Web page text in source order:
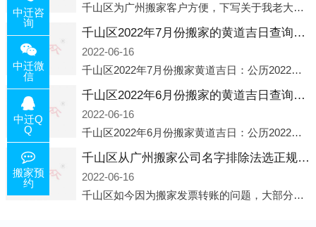
千山区为广州搬家客户方便，下写关于我老大众搬家公司接单的流程，九条给搬家朋友参考，了解搬家公司工序，免去搬家时的没有准备好的工作，给您及时快速的搬好家。一．电话咨询：专人接待客户电话咨询，初步了解客户搬 家
千山区2022年7月份搬家的黄道吉日查询大全一览表哪天适合搬家好日子
2022-06-16
千山区2022年7月份搬家黄道吉日：公历2022年7月6日 农历六月初八 星期三 冲虎(甲寅)公历2022年7月12日 农历六月十四 星期二 冲猴(庚申)公历2022年7月13日 农历六月十五 星期三 冲鸡
千山区2022年6月份搬家的黄道吉日查询大全一览表哪天适合搬家好日子
2022-06-16
千山区2022年6月份搬家黄道吉日：公历2022年6月1日 农历五月初三 星期三 冲兔(己卯)公历2022年6月4日 农历五月初六 星期六 冲马(壬午)公历2022年6月8日 农历五月初十 星期三 冲狗(丙
千山区从广州搬家公司名字排除法选正规公司
2022-06-16
千山区如今因为搬家发票转账的问题，大部分搬家公司都已经注册了营业执照，早5年前基本上所谓的搬家公司都是无注册状态也就是无照营业，由于企业注册量大增所以各种企业信息展示平台如雨后春笋般遍地开花，如：天眼查，企
中迁咨
询
中迁微
信
中迁Q
Q
搬家预
约